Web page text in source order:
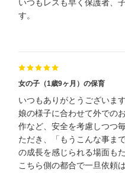
いつもレスも早く保護者、
す。
女の子（1歳9ヶ月）の保育
いつもありがとうございます
娘の様子に合わせて外での
作など、安全を考慮しつつ
ただき、「もうこんな事ま
の成長を感じられる場面も
こちら側の都合で一旦依頼